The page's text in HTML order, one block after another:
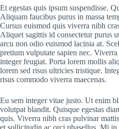
Et egestas quis ipsum suspendisse.
Aliquam faucibus purus in massa
Cursus euismod quis viverra nibh
Aliquet sagittis id consectetur purus
arcu non odio euismod lacinia at.
pretium vulputate sapien nec.
integer feugiat. Porta lorem mollis
lorem sed risus ultricies tristique.
risus commodo viverra maecenas.
Eu sem integer vitae justo. Ut enim
volutpat blandit. Quisque egestas
quis. Viverra nibh cras pulvinar
et sollicitudin ac orci phasellus. Mi in